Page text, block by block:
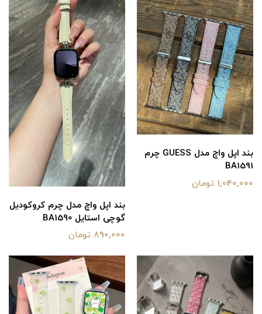
بند اپل واچ مدل GUESS چرم
BA1591
1,040,000 تومان
بند اپل واچ مدل چرم کروکودیل
گوچی استایل BA1590
890,000 تومان